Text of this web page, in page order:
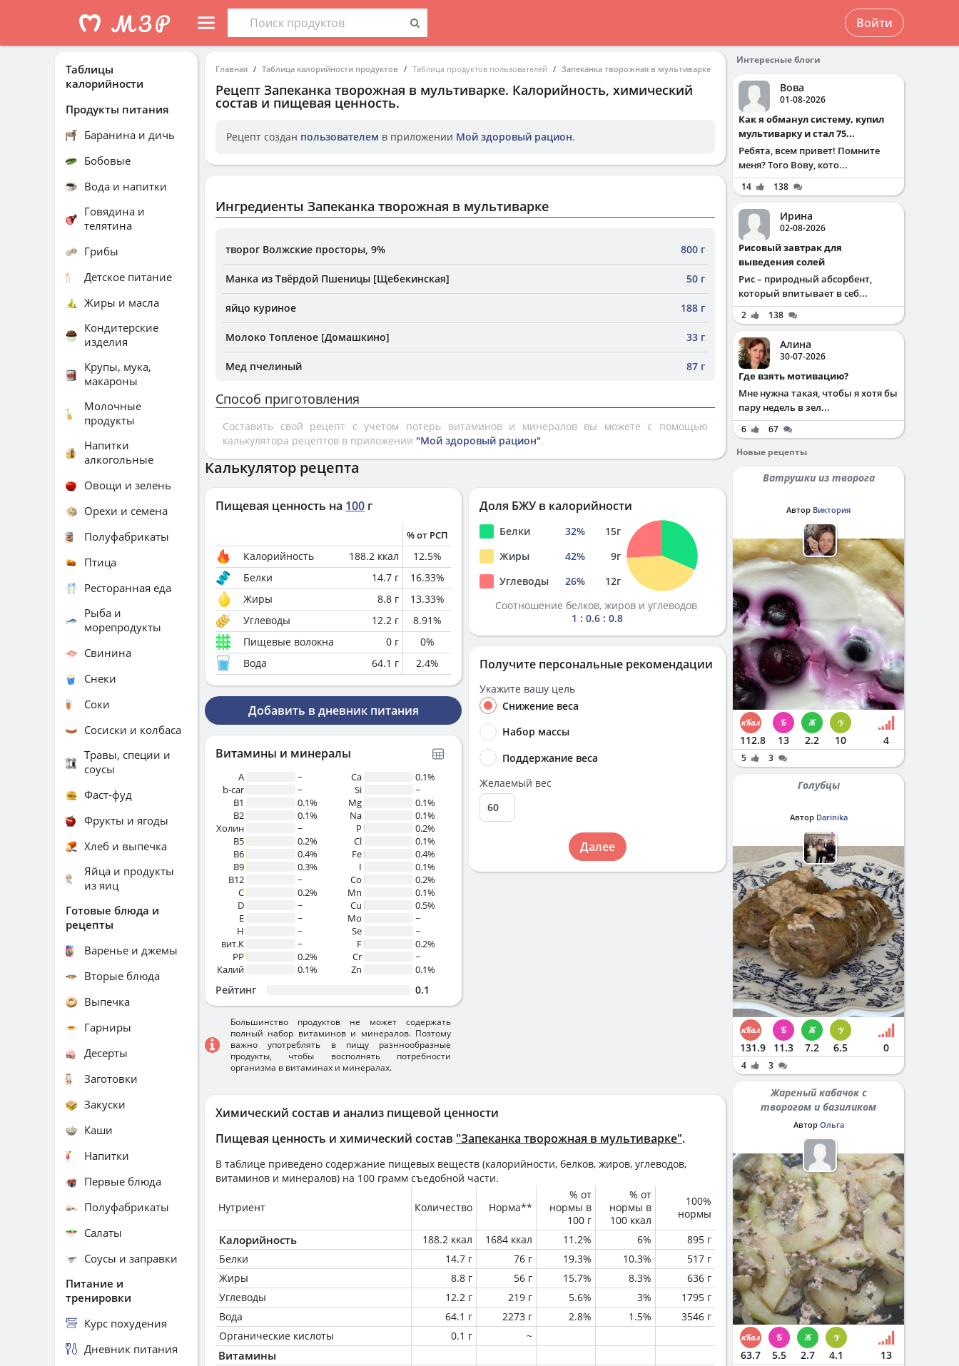
Войти
Главная Таблица калорийности продуктов Таблица продуктов пользователей Запеканка творожная в мультиварке
Рецепт Запеканка творожная в мультиварке. Калорийность, химический
состав и пищевая ценность.
Рецепт создан пользователем в приложении Мой здоровый рацион.
Ингредиенты Запеканка творожная в мультиварке
творог Волжские просторы, 9% 800 г
Манка из Твёрдой Пшеницы [Щебекинская] 50 г
яйцо куриное 188 г
Молоко Топленое [Домашкино] 33 г
Мед пчелиный 87 г
Способ приготовления
Составить свой рецепт с учетом потерь витаминов и минералов вы можете с помощью
калькулятора рецептов в приложении "Мой здоровый рацион".
Химический состав и анализ пищевой ценности
Пищевая ценность и химический состав "Запеканка творожная в мультиварке".
В таблице приведено содержание пищевых веществ (калорийности, белков, жиров, углеводов,
витаминов и минералов) на 100 грамм съедобной части.
Нутриент Количество Норма**
% от
нормы в
100 г
% от
нормы в
100 ккал
100%
нормы
Калорийность 188.2 ккал 1684 ккал 11.2% 6%
895 г
Белки
14.7 г 76 г 19.3% 10.3%
517 г
Жиры
8.8 г 56 г 15.7% 8.3%
636 г
Углеводы
12.2 г 219 г 5.6% 3%
1795 г
Вода
64.1 г 2273 г 2.8% 1.5%
3546 г
Органические кислоты
0.1 г ~
Витамины
Калькулятор рецепта
Пищевая ценность на 100 г
% от РСП
Калорийность 188.2 ккал 12.5%
Белки
14.7 г 16.33%
Жиры
8.8 г 13.33%
Углеводы
12.2 г 8.91%
Пищевые волокна
0 г 0%
Вода
64.1 г 2.4%
Добавить в дневник питания
Витамины и минералы
A
~
b-car
~
В1
0.1%
B2
0.1%
Холин
~
B5
0.2%
B6
0.4%
B9
0.3%
B12
~
C
0.2%
D
~
E
~
H
~
вит.К
~
PP
0.2%
Калий
0.1%
Ca
0.1%
Si
~
Mg
0.1%
Na
0.1%
P
0.2%
Cl
0.1%
Fe
0.4%
I
0.1%
Co
0.2%
Mn
0.1%
Cu
0.5%
Mo
~
Se
~
F
0.2%
Cr
~
Zn
0.1%
Рейтинг 0.1
Большинство продуктов не может содержать
полный набор витаминов и минералов. Поэтому
важно употреблять в пищу разннообразные
продукты, чтобы восполнять потребности
организма в витаминах и минералах.
Доля БЖУ в калорийности
Белки 32% 15г
Жиры
42% 9г
Углеводы
26% 12г
Соотношение белков, жиров и углеводов
1 : 0.6 : 0.8
Получите персональные рекомендации
Укажите вашу цель
Снижение веса
Набор массы
Поддержание веса
Желаемый вес
Далее
Таблицы
калорийности
Продукты питания
Баранина и дичь
Бобовые
Вода и напитки
Говядина и
телятина
Грибы
Детское питание
Жиры и масла
Кондитерские
изделия
Крупы, мука,
макароны
Молочные
продукты
Напитки
алкогольные
Овощи и зелень
Орехи и семена
Полуфабрикаты
Птица
Ресторанная еда
Рыба и
морепродукты
Свинина
Снеки
Соки
Сосиски и колбаса
Травы, специи и
соусы
Фаст-фуд
Фрукты и ягоды
Хлеб и выпечка
Яйца и продукты
из яиц
Готовые блюда и
рецепты
Варенье и джемы
Вторые блюда
Выпечка
Гарниры
Десерты
Заготовки
Закуски
Каши
Напитки
Первые блюда
Полуфабрикаты
Салаты
Соусы и заправки
Питание и
тренировки
Курс похудения
Дневник питания
Интересные блоги
Вова
01-08-2026
Как я обманул систему, купил
мультиварку и стал 75...
Ребята, всем привет! Помните
меня? Того Вову, кото...
14 138
Ирина
02-08-2026
Рисовый завтрак для
выведения солей
Рис – природный абсорбент,
который впитывает в себ...
2 138
Алина
30-07-2026
Где взять мотивацию?
Мне нужна такая, чтобы я хотя бы
пару недель в зел...
6
67
Новые рецепты
Ватрушки из творога
Автор Виктория
112.8 13 2.2 10 4
5 3
Голубцы
Автор Darinika
131.9 11.3 7.2 6.5 0
4 3
Жареный кабачок с
творогом и базиликом
Автор Ольга
63.7 5.5 2.7 4.1 13